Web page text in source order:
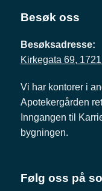
Besøk oss
Besøksadresse:
Kirkegata 69,
Vi har kontorer i
Apotekergården
Inngangen til
bygningen.
Følg oss på